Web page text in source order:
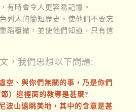
有時會令人更容易記憶。
列人的簡短歷史，使他們不要忘
蹈覆轍，並使他們知道，只有信
，我們思想以下問題:
空、與你們無關的事，乃是你們
）這裡面的教導是甚麼?
波山遠眺美地，其中的含意是甚